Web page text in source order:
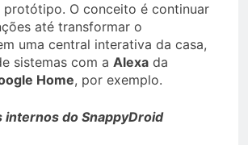
protótipo. O conceito é continuar
até transformar o
uma central interativa da casa,
sistemas com a Alexa da
Home, por exemplo.
internos do SnappyDroid